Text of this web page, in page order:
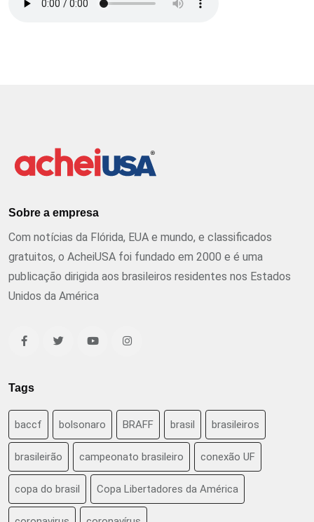
Sobre a empresa
Com notícias da Flórida, EUA e mundo, e classificados
gratuitos, o AcheiUSA foi fundado em 2000 e é uma
publicação dirigida aos brasileiros residentes nos Estados
Unidos da América
Tags
baccf bolsonaro BRAFF brasil brasileiros
brasileirão campeonato brasileiro conexão UF
copa do brasil Copa Libertadores da América